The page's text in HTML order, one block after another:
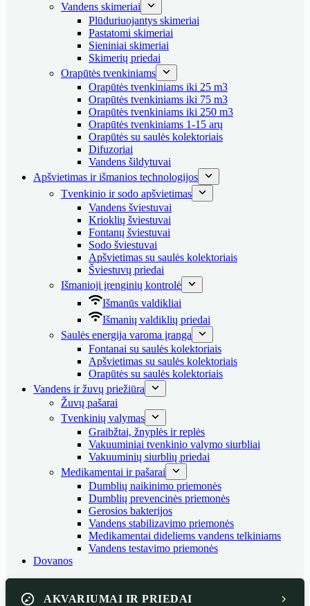
Vandens skimeriai
Plūduriuojantys skimeriai
Pastatomi skimeriai
Sieniniai skimeriai
Skimerių priedai
Orapūtės tvenkiniams
Orapūtės tvenkiniams iki 25 m3
Orapūtės tvenkiniams iki 75 m3
Orapūtės tvenkiniams iki 250 m3
Orapūtės tvenkiniams 1-15 arų
Orapūtės su saulės kolektoriais
Difuzoriai
Vandens šildytuvai
Apšvietimas ir išmanios technologijos
Tvenkinio ir sodo apšvietimas
Vandens šviestuvai
Krioklių šviestuvai
Fontanų šviestuvai
Sodo šviestuvai
Apšvietimas su saulės kolektoriais
Šviestuvų priedai
Išmanioji įrenginių kontrolė
Išmanūs valdikliai
Išmanių valdiklių priedai
Saulės energija varoma įranga
Fontanai su saulės kolektoriais
Apšvietimas su saulės kolektoriais
Orapūtės su saulės kolektoriais
Vandens ir žuvų priežiūra
Žuvų pašarai
Tvenkinių valymas
Graibžtai, žnyplės ir replės
Vakuuminiai tvenkinio valymo siurbliai
Vakuuminių siurblių priedai
Medikamentai ir pašarai
Dumblių naikinimo priemonės
Dumblių prevencinės priemonės
Gerosios bakterijos
Vandens stabilizavimo priemonės
Medikamentai dideliems vandens telkiniams
Vandens testavimo priemonės
Dovanos
AKVARIUMAI IR PRIEDAI